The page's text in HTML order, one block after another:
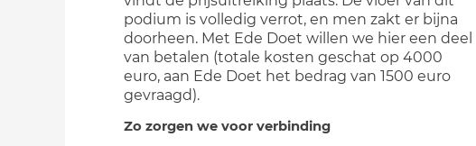
podium is volledig verrot, en men zakt er bijna
doorheen. Met Ede Doet willen we hier een deel
van betalen (totale kosten geschat op 4000
euro, aan Ede Doet het bedrag van 1500 euro
gevraagd).
Zo zorgen we voor verbinding